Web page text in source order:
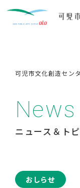
可児市文化創造セン
ニュース＆ト
おしらせ